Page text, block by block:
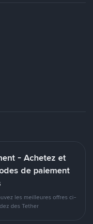
- Achetez et
de paiement
les meilleures offres ci-
des Tether